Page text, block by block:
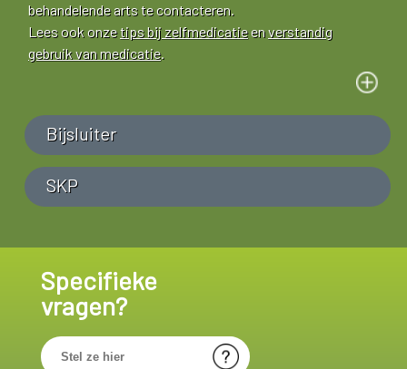
behandelende arts te contacteren.
Lees ook onzetips bij zelfmedicatieenverstandig
gebruik van medicatie.
Bijsluiter
SKP
Specifieke
vragen?